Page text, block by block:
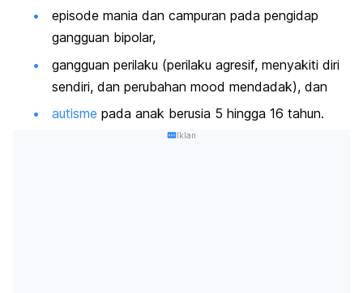
episode mania dan campuran pada pengidap
gangguan bipolar,
gangguan perilaku (perilaku agresif, menyakiti diri
sendiri, dan perubahan mood mendadak), dan
autisme pada anak berusia 5 hingga 16 tahun.
Iklan